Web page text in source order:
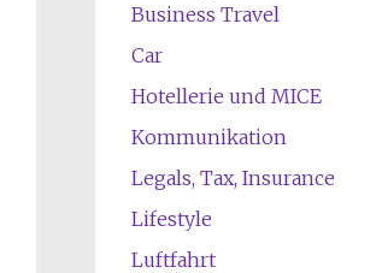
Business Travel
Car
Hotellerie und MICE
Kommunikation
Legals, Tax, Insurance
Lifestyle
Luftfahrt